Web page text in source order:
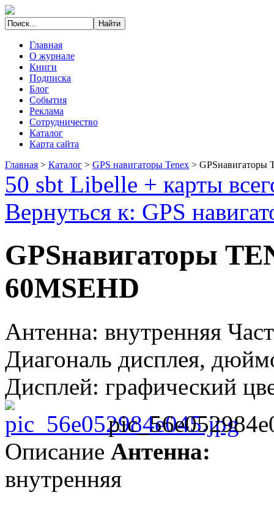
Главная
О журнале
Книги
Подписка
Блог
События
Реклама
Сотрудничество
Каталог
Карта сайта
Главная > Каталог > GPS навигаторы Tenex > GPSнавигаторы
50 sbt Libelle + карты
Вернуться к: GPS
GPSнавигаторы
60MSEHD
Антенна: внутренняя
Диагональ дисплея,
Дисплей: графический
Описание Антенна:
внутренняя